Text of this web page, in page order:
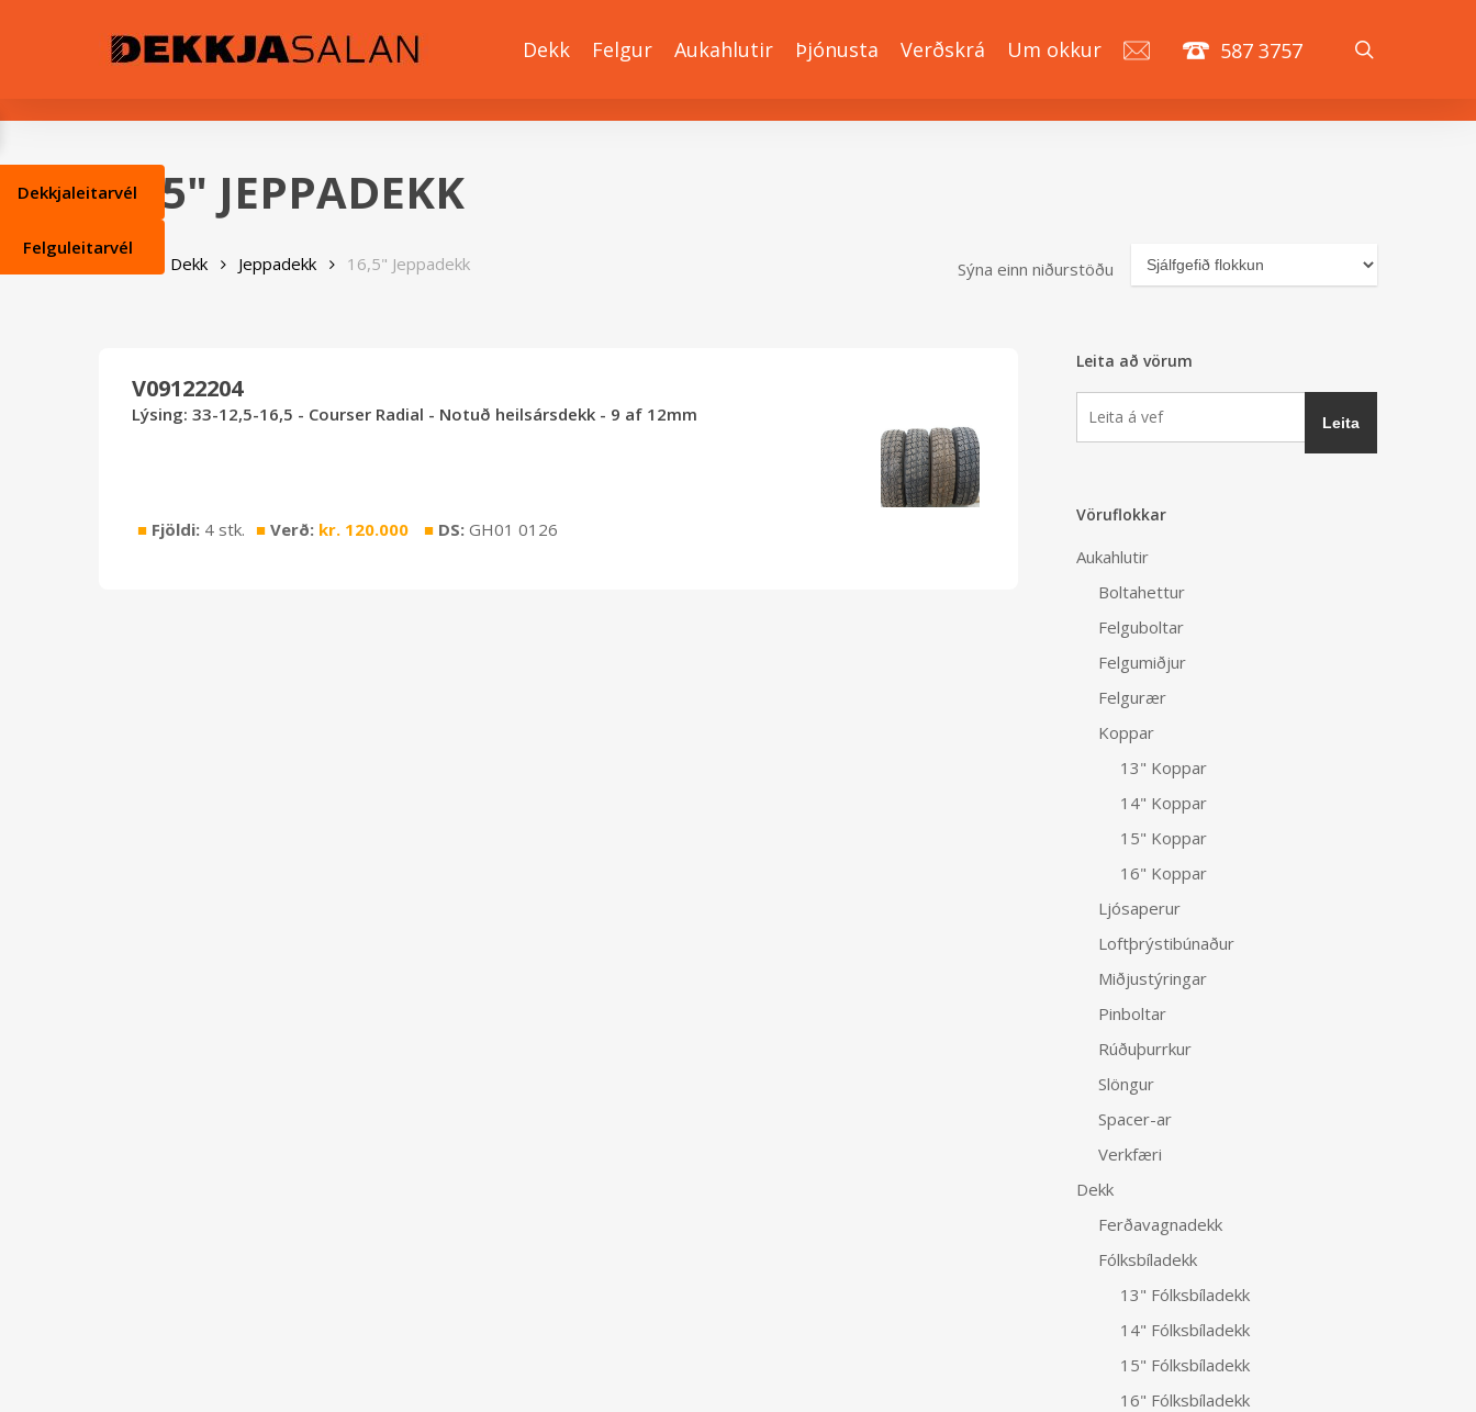
Dekk Felgur Aukahlutir Þjónusta Verðskrá Um okkur 587 3757
16,5" JEPPADEKK
Sýna einn niðurstöðu
Dekk Jeppadekk 16,5" Jeppadekk
Lýsing: 33-12,5-16,5 - Courser Radial - Notuð heilsársdekk - 9 af 12mm
■ Fjöldi: 4 stk. ■ Verð: kr. 120.000 ■ DS: GH01 0126
V09122204
Leita að vörum
Vöruflokkar
Aukahlutir
Boltahettur
Felguboltar
Felgumiðjur
Felgurær
Koppar
13" Koppar
14" Koppar
15" Koppar
16" Koppar
Ljósaperur
Loftþrýstibúnaður
Miðjustýringar
Pinboltar
Rúðuþurrkur
Slöngur
Spacer-ar
Verkfæri
Dekk
Ferðavagnadekk
Fólksbíladekk
13" Fólksbíladekk
14" Fólksbíladekk
15" Fólksbíladekk
16" Fólksbíladekk
Dekkjaleitarvél
Felguleitarvél